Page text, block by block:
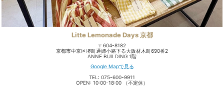
Litte Lemonade Days 京都
〒604-8182
京都市中京区堺町通姉小路下る大阪材木町690番2
ANNE BUILDING 1階
Google Mapで見る
TEL: 075-600-9911
OPEN: 10:00-18:00 （不定休）